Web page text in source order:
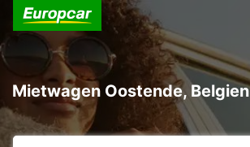
Mietwagen Oostende, Belgien